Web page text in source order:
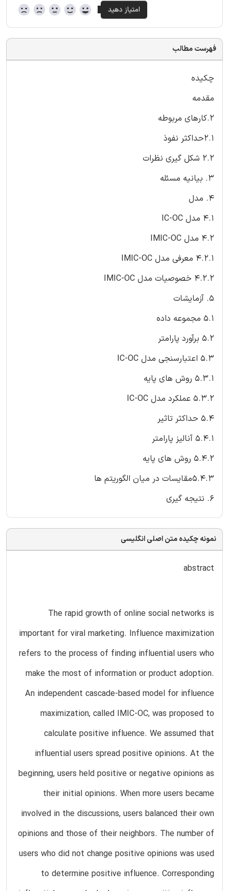
فهرست مطالب
چکیده
مقدمه
2.کارهای مربوطه
2.1حداکثر نفوذ
2.2 شکل گیری نظرات
3. بیانیه مسئله
4. مدل
4.1 مدل IC-OC
4.2 مدل IMIC-OC
4.2.1 معرفی مدل IMIC-OC
4.2.2 خصوصیات مدل IMIC-OC
5. آزمایشات
5.1 مجموعه داده
5.2 برآورد پارامتر
5.3 اعتبارسنجی مدل IC-OC
5.3.1 روش های پایه
5.3.2 عملکرد مدل IC-OC
5.4 حداکثر تاثیر
5.4.1 آنالیز پارامتر
5.4.2 روش های پایه
5.4.3مقایسات در میان الگوریتم ها
6. نتیجه گیری
نمونه چکیده متن اصلی انگلیسی
abstract
The rapid growth of online social networks is
important for viral marketing. Influence maximization
refers to the process of finding influential users who
make the most of information or product adoption.
An independent cascade-based model for influence
maximization, called IMIC-OC, was proposed to
calculate positive influence. We assumed that
influential users spread positive opinions. At the
beginning, users held positive or negative opinions as
their initial opinions. When more users became
involved in the discussions, users balanced their own
opinions and those of their neighbors. The number of
users who did not change positive opinions was used
to determine positive influence. Corresponding